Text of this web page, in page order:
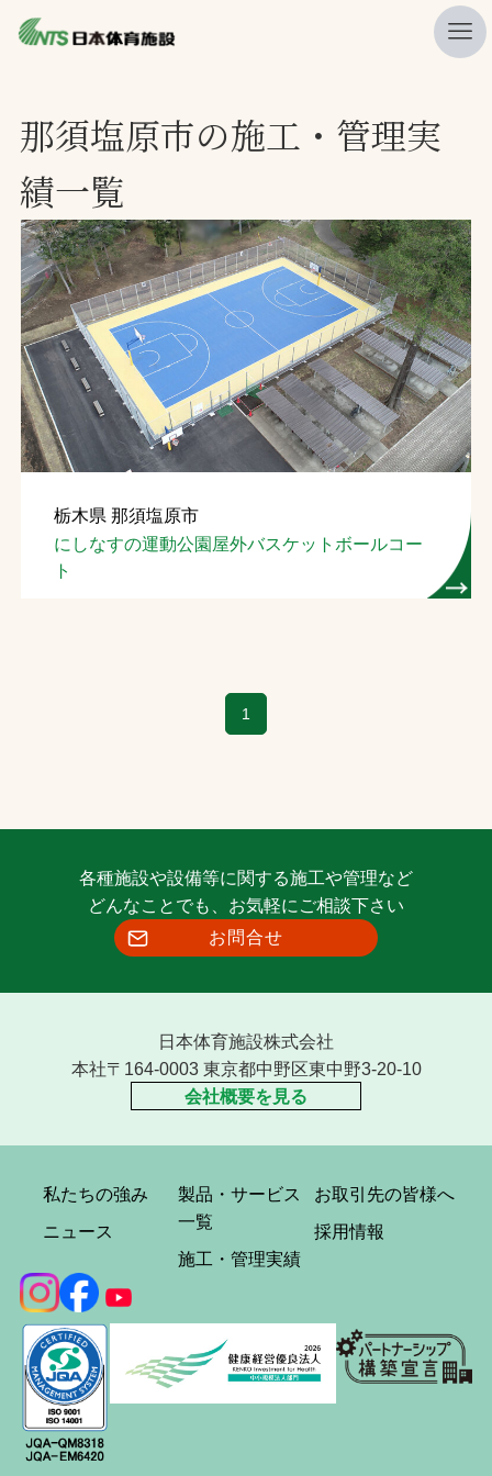
ニュース
プレスリリース
レポート
製品・サービス一覧
施工・管理実績一覧
会社概要
採用情報
検索
お問合せ
文字の見えづらさや操作にお困りの方へ
那須塩原市の施工・管理実
績一覧
栃木県 那須塩原市
にしなすの運動公園屋外バスケットボールコー
ト
1
各種施設や設備等に関する施工や管理など
どんなことでも、お気軽にご相談下さい
お問合せ
日本体育施設株式会社
本社〒164-0003 東京都中野区東中野3-20-10
会社概要を見る
私たちの強み
ニュース
製品・サービス
一覧
施工・管理実績
お取引先の皆様へ
採用情報